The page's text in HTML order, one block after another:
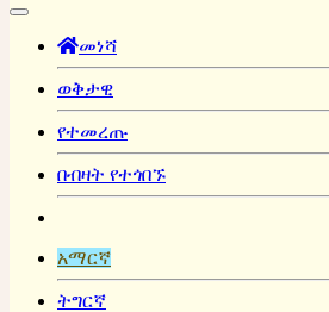
መነሻ
ወቅታዊ
የተመረጡ
በብዛት የተጎበኙ
አማርኛ
ትግርኛ